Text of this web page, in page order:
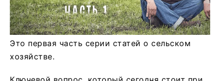
Это первая часть серии статей о сельском
хозяйстве.